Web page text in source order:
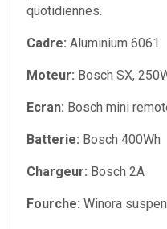
quotidiennes.
Cadre: Aluminium 6061
Moteur: Bosch SX,
Ecran: Bosch mini
Batterie: Bosch 400Wh
Chargeur: Bosch 2A
Fourche: Winora